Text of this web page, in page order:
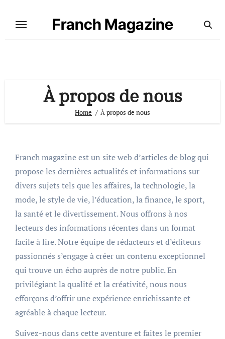
Franch Magazine
À propos de nous
Home À propos de nous
Franch magazine est un site web d’articles de blog qui
propose les dernières actualités et informations sur
divers sujets tels que les affaires, la technologie, la
mode, le style de vie, l’éducation, la finance, le sport,
la santé et le divertissement. Nous offrons à nos
lecteurs des informations récentes dans un format
facile à lire. Notre équipe de rédacteurs et d’éditeurs
passionnés s’engage à créer un contenu exceptionnel
qui trouve un écho auprès de notre public. En
privilégiant la qualité et la créativité, nous nous
efforçons d’offrir une expérience enrichissante et
agréable à chaque lecteur.
Suivez-nous dans cette aventure et faites le premier